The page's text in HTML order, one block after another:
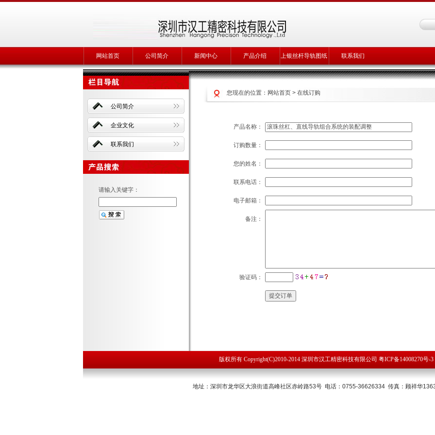
网站首页 公司简介 新闻中心 产品介绍 上银丝杆导轨图纸 联系我们
公司简介
企业文化
联系我们
请输入关键字：
产品名称：
订购数量：
您的姓名：
联系电话：
电子邮箱：
备注：
验证码：
您现在的位置： 网站首页 > 在线订购
版权所有 Copyright(C)2010-2014 深圳市汉工精密科技有限公司 粤ICP备14008270号-3
地址：深圳市龙华区大浪街道高峰社区赤岭路53号 电话：0755-36626334 传真：顾祥华